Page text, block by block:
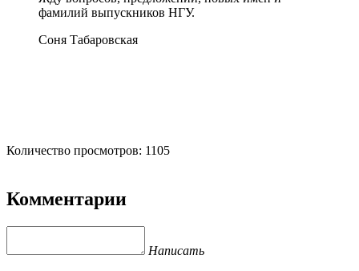
фамилий выпускников НГУ.
Соня Табаровская
Количество просмотров: 1105
Комментарии
Написать